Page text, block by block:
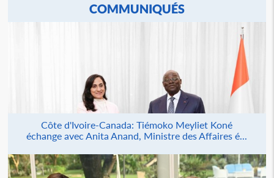
COMMUNIQUÉS
Côte d'Ivoire-Canada: Tiémoko Meyliet Koné
échange avec Anita Anand, Ministre des Affaires é...